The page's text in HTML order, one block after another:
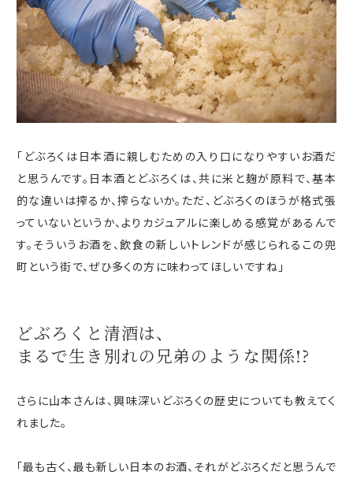
「どぶろくは日本酒に親しむための入り口になりやすいお酒だ
と思うんです。日本酒とどぶろくは、共に米と麹が原料で、基本
的な違いは搾るか、搾らないか。ただ、どぶろくのほうが格式張
っていないというか、よりカジュアルに楽しめる感覚があるんで
す。そういうお酒を、飲食の新しいトレンドが感じられるこの兜
町という街で、ぜひ多くの方に味わってほしいですね」
どぶろくと清酒は、
まるで生き別れの 兄弟のような関係!?
さらに山本さんは、興味深いどぶろくの歴史についても教えてく
れました。
「最も古く、最も新しい日本のお酒、それがどぶろくだと思うんで